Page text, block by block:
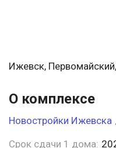
Ижевск,
О комплексе
Новостройки Ижевска
Срок сдачи 1 дома: